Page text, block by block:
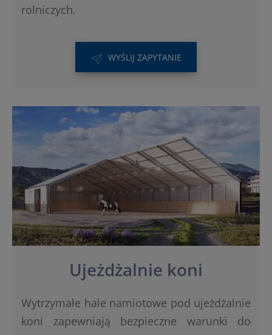
rolniczych.
WYŚLIJ ZAPYTANIE
Ujeżdżalnie koni
Wytrzymałe hale namiotowe pod ujeżdżalnie
koni zapewniają bezpieczne warunki do